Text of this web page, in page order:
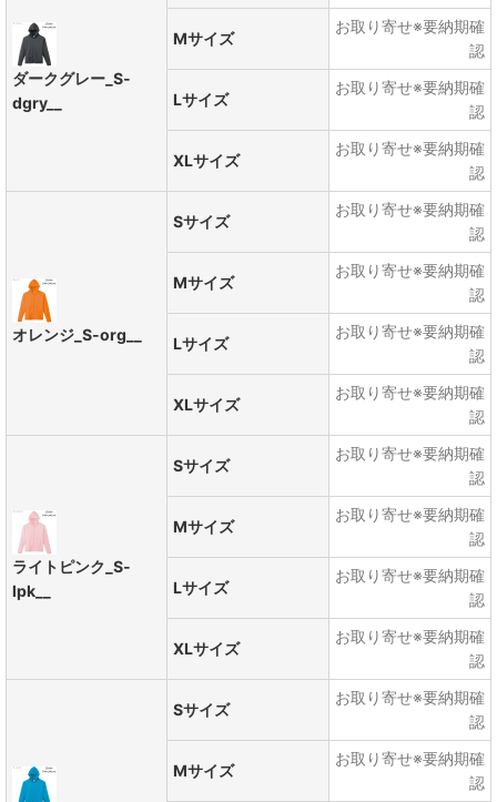
ダークグレー_S-
dgry__
Mサイズ
お取り寄せ※要納期確
認
Lサイズ
お取り寄せ※要納期確
認
XLサイズ
お取り寄せ※要納期確
認
オレンジ_S-org__
Sサイズ
お取り寄せ※要納期確
認
Mサイズ
お取り寄せ※要納期確
認
Lサイズ
お取り寄せ※要納期確
認
XLサイズ
お取り寄せ※要納期確
認
ライトピンク_S-
lpk__
Sサイズ
お取り寄せ※要納期確
認
Mサイズ
お取り寄せ※要納期確
認
Lサイズ
お取り寄せ※要納期確
認
XLサイズ
お取り寄せ※要納期確
認
Sサイズ
お取り寄せ※要納期確
認
Mサイズ
お取り寄せ※要納期確
認